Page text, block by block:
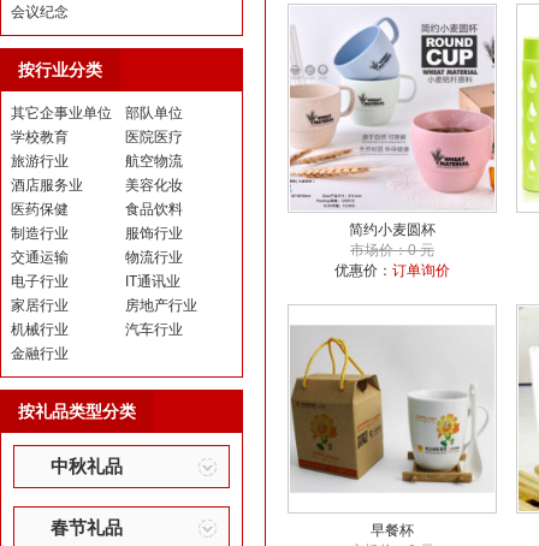
会议纪念
按行业分类
其它企事业单位
部队单位
学校教育
医院医疗
旅游行业
航空物流
酒店服务业
美容化妆
医药保健
食品饮料
制造行业
服饰行业
交通运输
物流行业
电子行业
IT通讯业
家居行业
房地产行业
机械行业
汽车行业
金融行业
按礼品类型分类
中秋礼品
春节礼品
简约小麦圆杯
市场价：0 元
优惠价： 订单询价
早餐杯